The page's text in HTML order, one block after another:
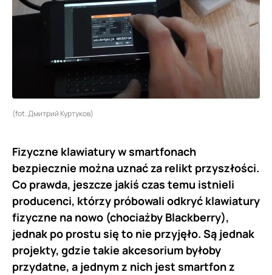
(fot. Дмитрий Куртуков)
Fizyczne klawiatury w smartfonach
bezpiecznie można uznać za relikt przyszłości.
Co prawda, jeszcze jakiś czas temu istnieli
producenci, którzy próbowali odkryć klawiatury
fizyczne na nowo (chociażby Blackberry),
jednak po prostu się to nie przyjęło. Są jednak
projekty, gdzie takie akcesorium byłoby
przydatne, a jednym z nich jest smartfon z